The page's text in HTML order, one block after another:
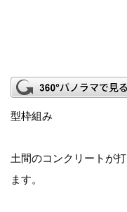
型枠組み
土間のコンクリートが
ます。